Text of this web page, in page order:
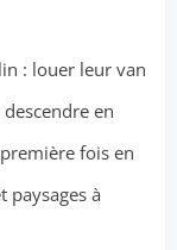
: louer leur van
en
fois en
paysages à